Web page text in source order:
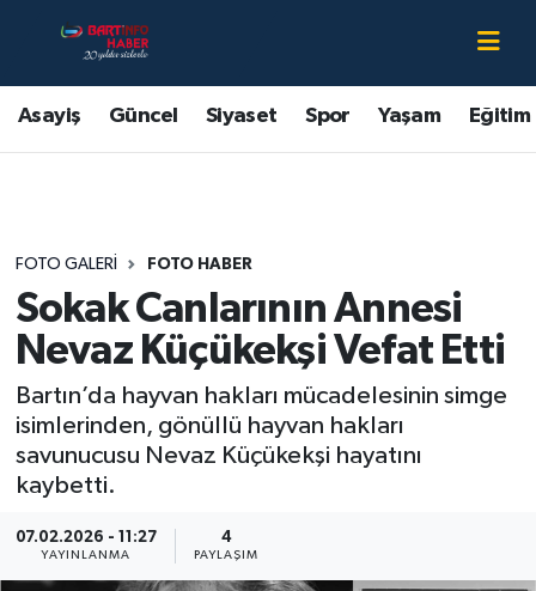
Asayiş Güncel Siyaset Spor Yaşam Eğitim
FOTO GALERI FOTO HABER
Sokak Canlarının Annesi
Nevaz Küçükekşi Vefat Etti
Bartın’da hayvan hakları mücadelesinin simge
isimlerinden, gönüllü hayvan hakları
savunucusu Nevaz Küçükekşi hayatını
kaybetti.
07.02.2026 - 11:27
YAYINLANMA
4
PAYLAŞIM
Asayiş
Bartın Hakkında
Eğitim
Ekonomi
Güncel
Kültür-Sanat
Medya
Bartın Nöbetçi Eczaneler
Bartın Hava Durumu
Bartın Trafik Yoğunluk Haritası
Süper Lig Puan Durumu ve Fikstür
Tüm Manşetler
Son Dakika Haberleri